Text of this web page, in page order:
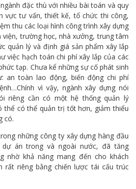
đặc thù với nhiều bài toán và quy
vực tư vấn, thiết kế, tổ chức thi công,
thu các loại hình công trình xây dựng
viện, trường học, nhà xưởng, trung tâm
quản lý và định giá sản phẩm xây lắp
việc hạch toán chi phí xây lắp của các
tạp. Chưa kể những sự cố phát sinh
an toàn lao động, biến động chi phí
vì vậy, ngành xây dựng nói
riêng cần có một hệ thống quản lý
thể có thể quản trị tốt hơn, giảm thiểu
có.
những công ty xây dựng hàng đầu
án trong và ngoài nước, đã tăng
nhờ khả năng mang đến cho khách
rất riêng bằng chiến lược tái cấu trúc